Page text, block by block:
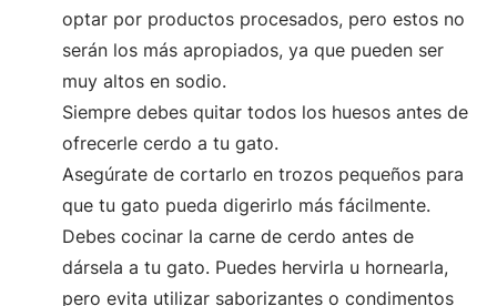
optar por productos procesados, pero estos no
serán los más apropiados, ya que pueden ser
muy altos en sodio.
Siempre debes quitar todos los huesos antes de
ofrecerle cerdo a tu gato.
Asegúrate de cortarlo en trozos pequeños para
que tu gato pueda digerirlo más fácilmente.
Debes cocinar la carne de cerdo antes de
dársela a tu gato. Puedes hervirla u hornearla,
pero evita utilizar saborizantes o condimentos